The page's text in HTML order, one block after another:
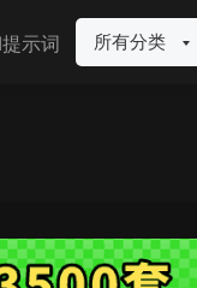
示词 所有分类